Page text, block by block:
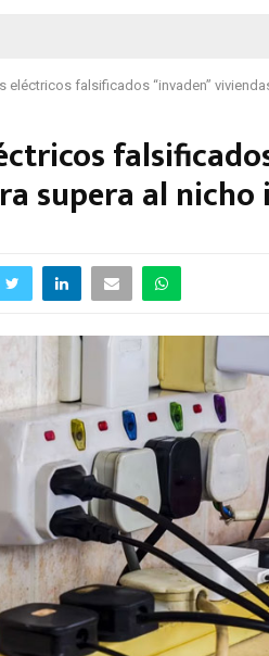
eléctricos falsificados “invaden”
supera al